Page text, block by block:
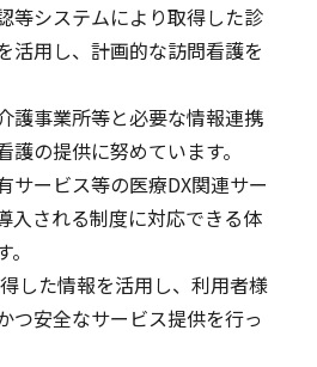
等システムにより取得した診
活用し、計画的な訪問看護を
護事業所等と必要な情報連携
の提供に努めています。
サービス等の医療DX関連サー
入される制度に対応できる体
した情報を活用し、利用者様
つ安全なサービス提供を行っ